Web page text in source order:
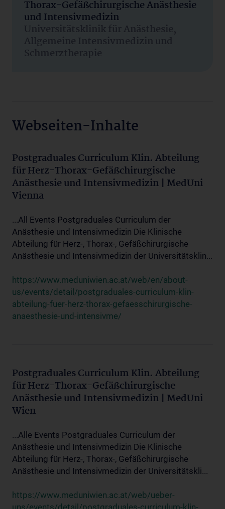
Thorax-Gefäßchirurgische Anästhesie
und Intensivmedizin
Universitätsklinik für Anästhesie,
Allgemeine Intensivmedizin und
Schmerztherapie
Webseiten-Inhalte
Postgraduales Curriculum Klin. Abteilung
für Herz-Thorax-Gefäßchirurgische
Anästhesie und Intensivmedizin | MedUni
Vienna
...All Events Postgraduales Curriculum der
Anästhesie und Intensivmedizin Die Klinische
Abteilung für Herz-, Thorax-, Gefäßchirurgische
Anästhesie und Intensivmedizin der Universitätsklin...
https://www.meduniwien.ac.at/web/en/about-
us/events/detail/postgraduales-curriculum-klin-
abteilung-fuer-herz-thorax-gefaesschirurgische-
anaesthesie-und-intensivme/
Postgraduales Curriculum Klin. Abteilung
für Herz-Thorax-Gefäßchirurgische
Anästhesie und Intensivmedizin | MedUni
Wien
...Alle Events Postgraduales Curriculum der
Anästhesie und Intensivmedizin Die Klinische
Abteilung für Herz-, Thorax-, Gefäßchirurgische
Anästhesie und Intensivmedizin der Universitätskli...
https://www.meduniwien.ac.at/web/ueber-
uns/events/detail/postgraduales-curriculum-klin-